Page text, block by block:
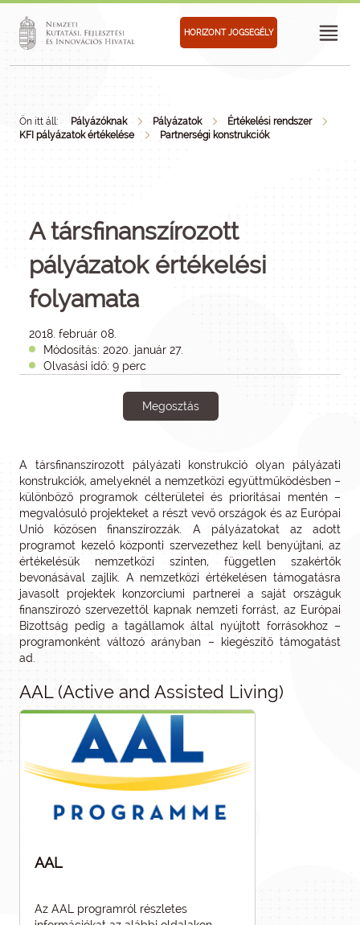
HORIZONT JOGSEGÉLY
Ön itt áll: Pályázóknak Pályázatok
Értékelési rendszer
KFI pályázatok értékelése
Partnerségi konstrukciók
A társfinanszírozott
pályázatok értékelési
folyamata
2018. február 08.
Módosítás: 2020. január 27.
Olvasási idő: 9 perc
Megosztás
A társfinanszírozott pályázati konstrukció olyan pályázati
konstrukciók, amelyeknél a nemzetközi együttműködésben –
különböző programok célterületei és prioritásai mentén –
megvalósuló projekteket a részt vevő országok és az Európai
Unió közösen finanszírozzák. A pályázatokat az adott
programot kezelő központi szervezethez kell benyújtani, az
értékelésük nemzetközi szinten, független szakértők
bevonásával zajlik. A nemzetközi értékelésen támogatásra
javasolt projektek konzorciumi partnerei a saját országuk
finanszírozó szervezettől kapnak nemzeti forrást, az Európai
Bizottság pedig a tagállamok által nyújtott forrásokhoz –
programonként változó arányban – kiegészítő támogatást
ad.
AAL (Active and Assisted Living)
AAL
Az AAL programról részletes